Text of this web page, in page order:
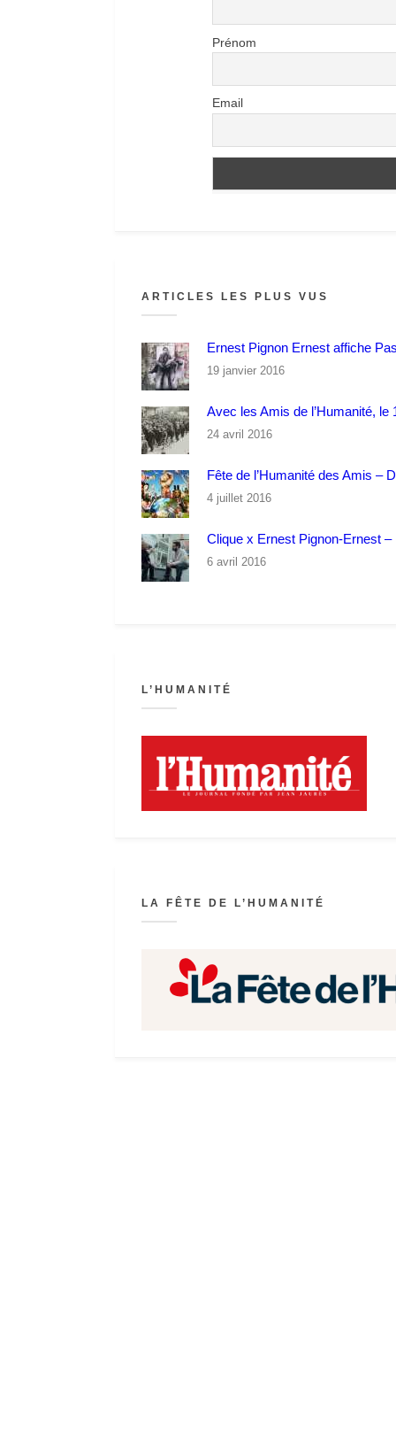
Prénom
Email
ARTICLES LES PLUS VUS
Ernest Pignon Ernest affiche
19 janvier 2016
Avec les Amis de l’Humanité, le
24 avril 2016
Fête de l’Humanité des Amis –
4 juillet 2016
Clique x Ernest Pignon-Ernest
6 avril 2016
L’HUMANITÉ
LA FÊTE DE L’HUMANITÉ